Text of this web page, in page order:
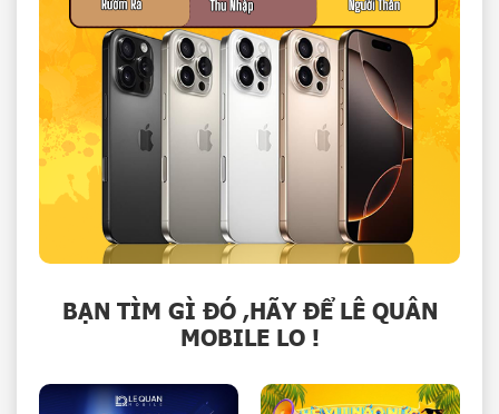
BẠN TÌM GÌ ĐÓ ,HÃY ĐỂ LÊ QUÂN
MOBILE LO !